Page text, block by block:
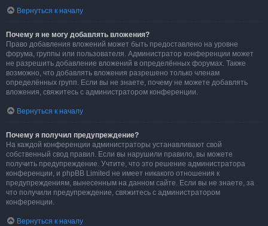
Вернуться к началу
Почему я не могу добавлять вложения?
Право добавления вложений может быть предоставлено на уровне
форума, группы или пользователя. Администратор конференции может
не разрешить добавление вложений в определённых форумах. Также
возможно, что добавлять вложения разрешено только членам
определённых групп. Если вы не знаете, почему не можете добавлять
вложения, свяжитесь с администратором конференции.
Вернуться к началу
Почему я получил предупреждение?
На каждой конференции администраторы устанавливают свой
собственный свод правил. Если вы нарушили правило, вы можете
получить предупреждение. Учтите, что это решение администратора
конференции, и phpBB Limited не имеет никакого отношения к
предупреждениям, вынесенным на данном сайте. Если вы не знаете, за
что получили предупреждение, свяжитесь с администратором
конференции.
Вернуться к началу